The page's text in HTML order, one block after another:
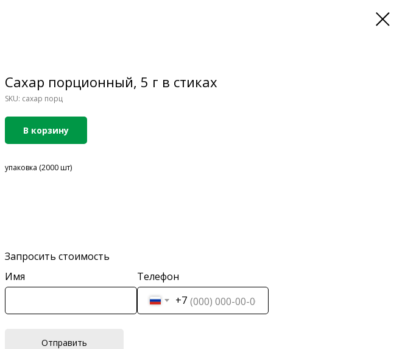
Сахар порционный, 5 г в стиках
SKU: сахар порц
В корзину
упаковка (2000 шт)
Запросить стоимость
Имя
Телефон
+7
Отправить